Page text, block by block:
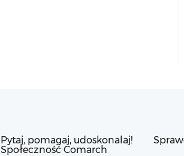
Pytaj, pomagaj, udoskonalaj!
Społeczność Comarch